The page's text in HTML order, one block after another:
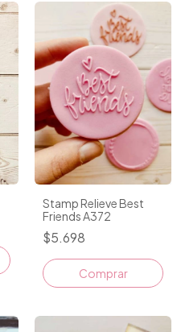
Stamp Relieve Best
Friends A372
$5.698